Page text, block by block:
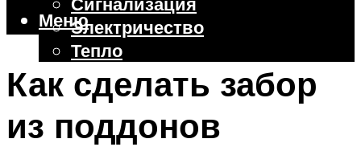
Электричество
Тепло
Крыша
Ворота
Меню
Как сделать забор
из поддонов